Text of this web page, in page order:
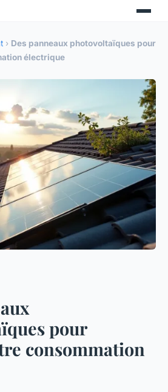
› Des panneaux photovoltaïques pour
électrique
pour
consommation